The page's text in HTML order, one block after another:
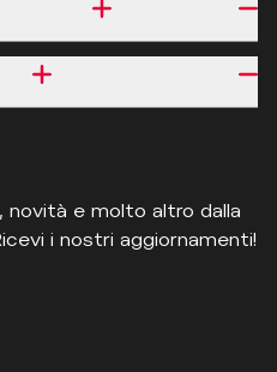
novità e molto altro dalla
i nostri aggiornamenti!